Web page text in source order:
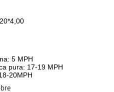
5 MPH
pura: 17-19 MPH
20MPH